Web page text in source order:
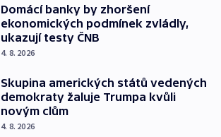
Domácí banky by zhoršení
ekonomických podmínek zvládly,
ukazují testy ČNB
4. 8. 2026
Skupina amerických států vedených
demokraty žaluje Trumpa kvůli
novým clům
4. 8. 2026